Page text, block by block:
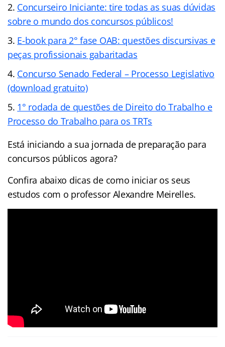
Concurseiro Iniciante: tire todas as suas dúvidas
sobre o mundo dos concursos públicos!
E-book para 2° fase OAB: questões discursivas e
peças profissionais gabaritadas
Concurso Senado Federal – Processo Legislativo
(download gratuito)
1° rodada de questões de Direito do Trabalho e
Processo do Trabalho para os TRTs
Está iniciando a sua jornada de preparação para
concursos públicos agora?
Confira abaixo dicas de como iniciar os seus
estudos com o professor Alexandre Meirelles.